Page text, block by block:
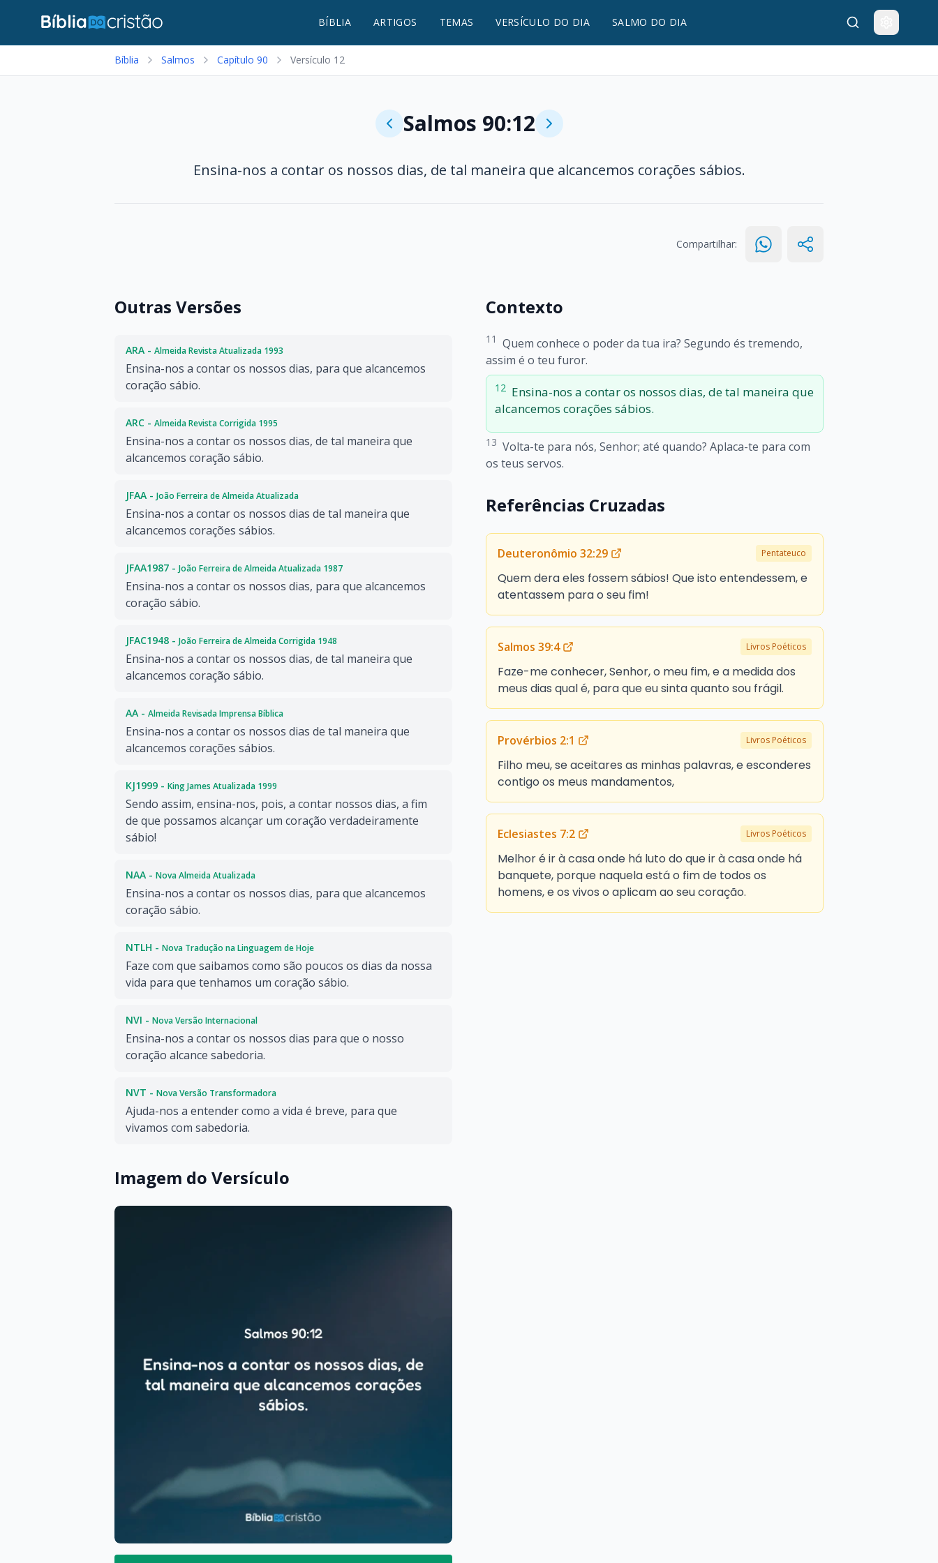
BÍBLIA ARTIGOS TEMAS VERSÍCULO DO DIA SALMO DO DIA
Bíblia Salmos Capítulo 90 Versículo 12
Salmos 90:12
Ensina-nos a contar os nossos dias, de tal maneira que alcancemos corações sábios.
Compartilhar:
Outras Versões
ARA - Almeida Revista Atualizada 1993
Ensina-nos a contar os nossos dias, para que alcancemos
coração sábio.
ARC - Almeida Revista Corrigida 1995
Ensina-nos a contar os nossos dias, de tal maneira que
alcancemos coração sábio.
JFAA - João Ferreira de Almeida Atualizada
Ensina-nos a contar os nossos dias de tal maneira que
alcancemos corações sábios.
JFAA1987 - João Ferreira de Almeida Atualizada 1987
Ensina-nos a contar os nossos dias, para que alcancemos
coração sábio.
JFAC1948 - João Ferreira de Almeida Corrigida 1948
Ensina-nos a contar os nossos dias, de tal maneira que
alcancemos coração sábio.
AA - Almeida Revisada Imprensa Bíblica
Ensina-nos a contar os nossos dias de tal maneira que
alcancemos corações sábios.
KJ1999 - King James Atualizada 1999
Sendo assim, ensina-nos, pois, a contar nossos dias, a fim
de que possamos alcançar um coração verdadeiramente
sábio!
NAA - Nova Almeida Atualizada
Ensina-nos a contar os nossos dias, para que alcancemos
coração sábio.
NTLH - Nova Tradução na Linguagem de Hoje
Faze com que saibamos como são poucos os dias da nossa
vida para que tenhamos um coração sábio.
NVI - Nova Versão Internacional
Ensina-nos a contar os nossos dias para que o nosso
coração alcance sabedoria.
NVT - Nova Versão Transformadora
Ajuda-nos a entender como a vida é breve, para que
vivamos com sabedoria.
Imagem do Versículo
Contexto
11 Quem conhece o poder da tua ira? Segundo és tremendo,
assim é o teu furor.
12 Ensina-nos a contar os nossos dias, de tal maneira que
alcancemos corações sábios.
13 Volta-te para nós, Senhor; até quando? Aplaca-te para com
os teus servos.
Referências Cruzadas
Deuteronômio 32:29 Pentateuco
Quem dera eles fossem sábios! Que isto entendessem, e
atentassem para o seu fim!
Salmos 39:4 Livros Poéticos
Faze-me conhecer, Senhor, o meu fim, e a medida dos
meus dias qual é, para que eu sinta quanto sou frágil.
Provérbios 2:1 Livros Poéticos
Filho meu, se aceitares as minhas palavras, e esconderes
contigo os meus mandamentos,
Eclesiastes 7:2 Livros Poéticos
Melhor é ir à casa onde há luto do que ir à casa onde há
banquete, porque naquela está o fim de todos os
homens, e os vivos o aplicam ao seu coração.